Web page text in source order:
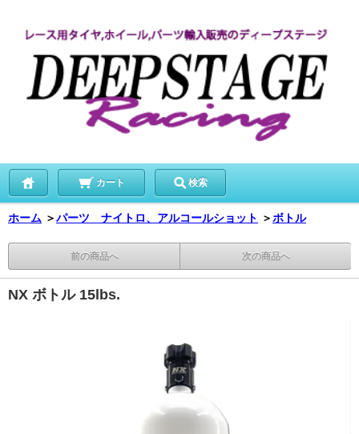
カート 検索
ホーム ＞パーツ ナイトロ、アルコールショット ＞ボトル
前の商品へ 次の商品へ
NX ボトル 15lbs.